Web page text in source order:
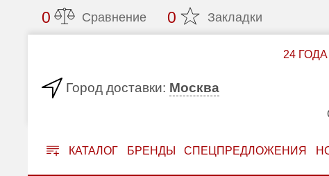
0 Сравнение 0 Закладки
Город доставки: Москва
24 ГОДА
КАТАЛОГ БРЕНДЫ СПЕЦПРЕДЛОЖЕНИЯ